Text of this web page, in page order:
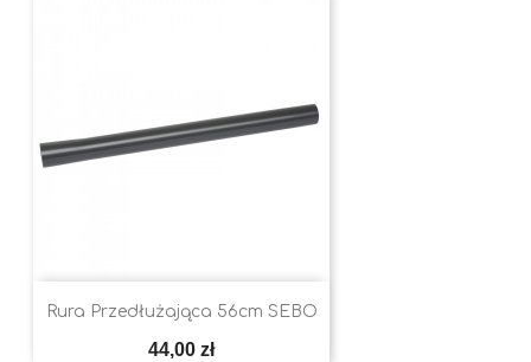
Rura Przedłużająca 56cm SEBO
Cena
44,00 zł